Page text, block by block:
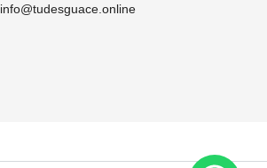
info@tudesguace.online